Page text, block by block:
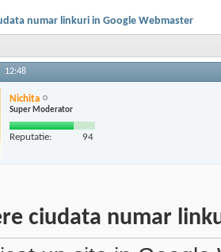
numar linkuri in Google Webmaster
12:48
Nichita
Super Moderator
Reputatie: 94
ciudata numar